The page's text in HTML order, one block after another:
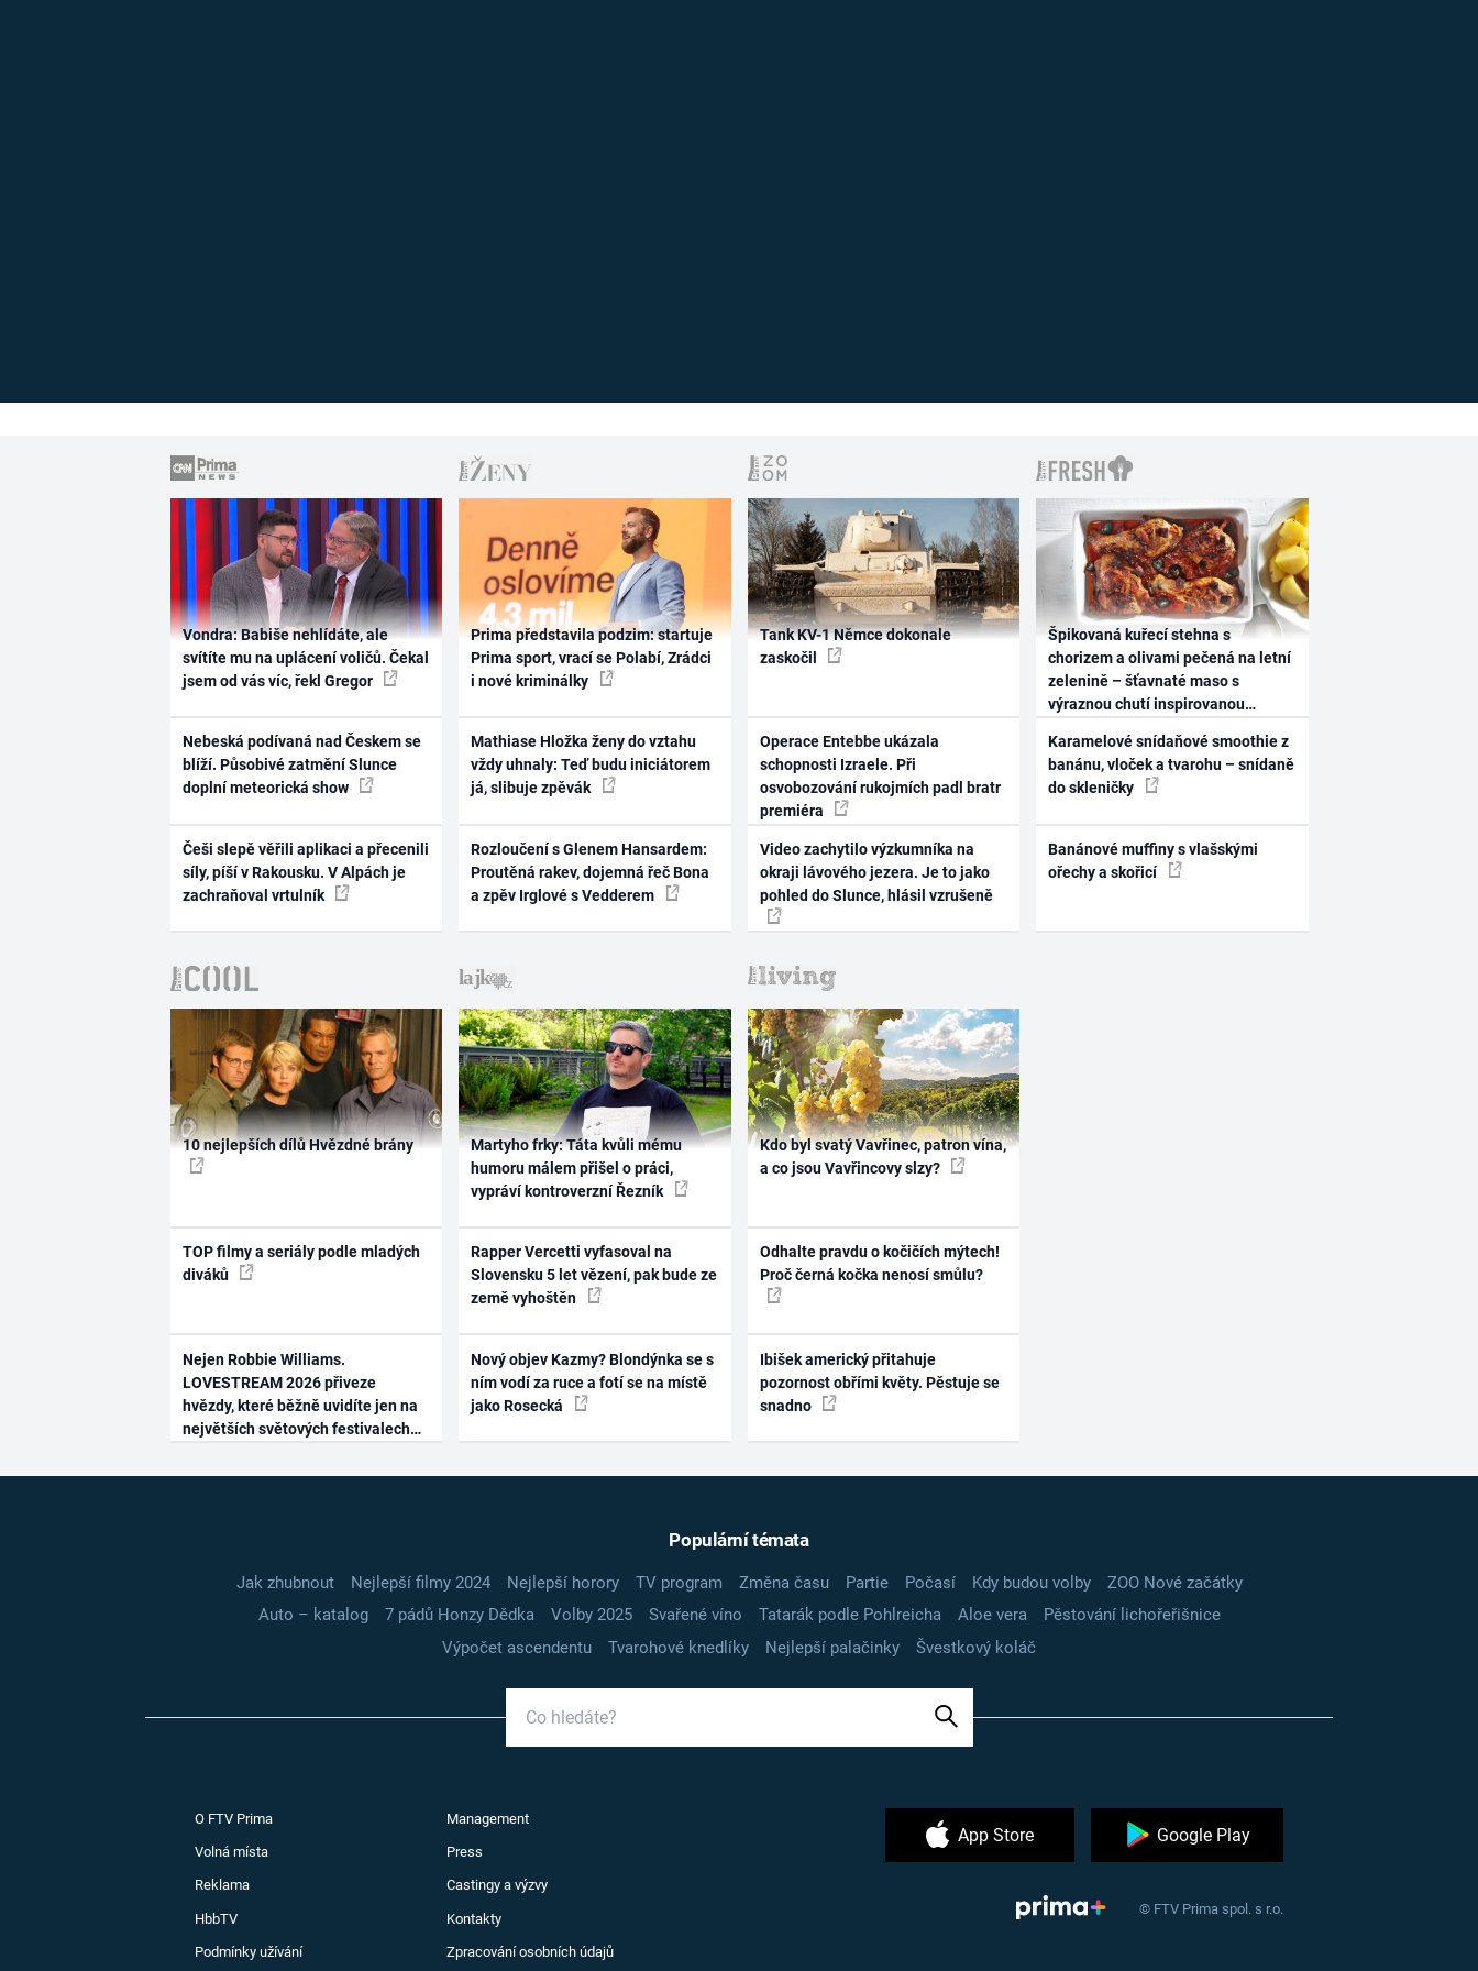
Vondra: Babiše nehlídáte, ale
svítíte mu na uplácení voličů. Čekal
jsem od vás víc, řekl Gregor
Nebeská podívaná nad Českem se
blíží. Působivé zatmění Slunce
doplní meteorická show
Češi slepě věřili aplikaci a přecenili
síly, píší v Rakousku. V Alpách je
zachraňoval vrtulník
Prima představila podzim: startuje
Prima sport, vrací se Polabí, Zrádci
i nové kriminálky
Mathiase Hložka ženy do vztahu
vždy uhnaly: Teď budu iniciátorem
já, slibuje zpěvák
Rozloučení s Glenem Hansardem:
Proutěná rakev, dojemná řeč Bona
a zpěv Irglové s Vedderem
Tank KV-1 Němce dokonale
zaskočil
Operace Entebbe ukázala
schopnosti Izraele. Při
osvobozování rukojmích padl bratr
premiéra
Video zachytilo výzkumníka na
okraji lávového jezera. Je to jako
pohled do Slunce, hlásil vzrušeně
Špikovaná kuřecí stehna s
chorizem a olivami pečená na letní
zelenině – šťavnaté maso s
výraznou chutí inspirovanou
Karamelové snídaňové smoothie z
banánu, vloček a tvarohu – snídaně
do skleničky
Banánové muffiny s vlašskými
ořechy a skořicí
10 nejlepších dílů Hvězdné brány
TOP filmy a seriály podle mladých
diváků
Nejen Robbie Williams.
LOVESTREAM 2026 přiveze
hvězdy, které běžně uvidíte jen na
největších světových festivalech
Martyho frky: Táta kvůli mému
humoru málem přišel o práci,
vypráví kontroverzní Řezník
Rapper Vercetti vyfasoval na
Slovensku 5 let vězení, pak bude ze
země vyhoštěn
Nový objev Kazmy? Blondýnka se s
ním vodí za ruce a fotí se na místě
jako Rosecká
Kdo byl svatý Vavřinec, patron vína,
a co jsou Vavřincovy slzy?
Odhalte pravdu o kočičích mýtech!
Proč černá kočka nenosí smůlu?
Ibišek americký přitahuje
pozornost obřími květy. Pěstuje se
snadno
Populární témata
Jak zhubnout Nejlepší filmy 2024 Nejlepší horory TV program Změna času Partie Počasí Kdy budou volby
ZOO Nové začátky
Auto – katalog
7 pádů Honzy Dědka Volby 2025 Svařené víno Tatarák podle Pohlreicha Aloe vera
Pěstování lichořeřišnice
Výpočet ascendentu
Tvarohové knedlíky Nejlepší palačinky Švestkový koláč
O FTV Prima Management
Volná místa Press
Reklama Castingy a výzvy
HbbTV Kontakty
Podmínky užívání Zpracování osobních údajů
App Store Google Play
© FTV Prima spol. s r.o.